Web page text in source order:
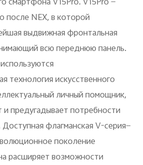
после NEX, в которой
выдвижная фронтальная
всю переднюю панель.
технология искусственного
личный помощник,
предугадывает потребности
флагманская V-серия—
поколение
расширяет возможности